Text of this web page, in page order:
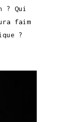
? Qui
faim
?